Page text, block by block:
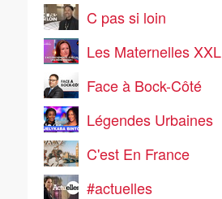
C pas si loin
Les Maternelles XXL
Face à Bock-Côté
Légendes Urbaines
C'est En France
#actuelles